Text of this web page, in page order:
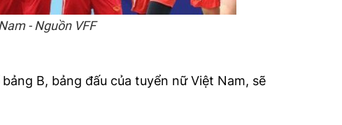
- Nguồn VFF
B, bảng đấu của tuyển nữ Việt Nam, sẽ